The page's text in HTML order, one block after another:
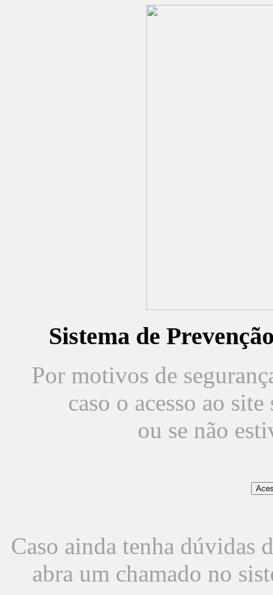
Sistema de
Por motivos de
caso o acesso ao
ou se não
Caso ainda tenha dúvidas
abra um chamado no